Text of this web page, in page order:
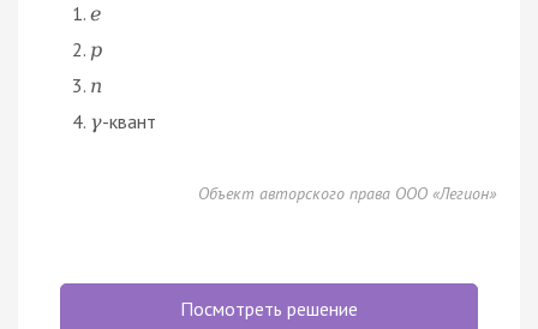
e
p
n
γ-квант
Объект авторского права ООО «Легион»
Посмотреть решение